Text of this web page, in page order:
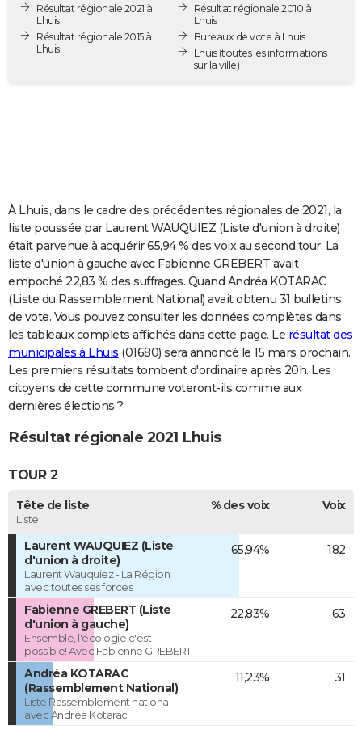
Destinations
City break
Voyage nature
Voyage de noces
Forum
PHOTO
GUIDES D'ACHAT
COPAINS D'AVANT
S'inscrire
Se connecter
Lycées
Collèges
Primaires
Universités
Entreprises
Service militaire
Avis de recherche
AVIS DE DÉCÈS
FORUM
Bricolage
Lifestyle
Culture
Sport
Auto
Television
Voyage
Cinema
Résultat régionale 2021 à
Lhuis
Résultat régionale 2015 à
Lhuis
Résultat régionale 2010 à
Lhuis
Bureaux de vote à Lhuis
Lhuis(toutes les informations
sur la ville)
À Lhuis, dans le cadre des précédentes régionales de 2021, la
liste poussée par Laurent WAUQUIEZ (Liste d'union à droite)
était parvenue à acquérir 65,94 % des voix au second tour. La
liste d'union à gauche avec Fabienne GREBERT avait
empoché 22,83 % des suffrages. Quand Andréa KOTARAC
(Liste du Rassemblement National) avait obtenu 31 bulletins
de vote. Vous pouvez consulter les données complètes dans
les tableaux complets affichés dans cette page. Le résultat des
municipales à Lhuis (01680) sera annoncé le 15 mars prochain.
Les premiers résultats tombent d'ordinaire après 20h. Les
citoyens de cette commune voteront-ils comme aux
dernières élections ?
Résultat régionale 2021 Lhuis
TOUR 2
Tête de liste
Liste
% des voix Voix
Laurent WAUQUIEZ (Liste
d'union à droite)
Laurent Wauquiez - La Région
avec toutes ses forces
65,94% 182
Fabienne GREBERT (Liste
d'union à gauche)
Ensemble, l'écologie c'est
possible! Avec Fabienne GREBERT
22,83% 63
Andréa KOTARAC
(Rassemblement National)
Liste Rassemblement national
avec Andréa Kotarac
11,23% 31